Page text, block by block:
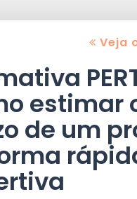
Veja
estimar
de um